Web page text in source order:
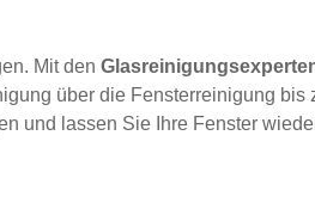
Mit den
über die Fensterreinigung
und lassen Sie Ihre Fenster